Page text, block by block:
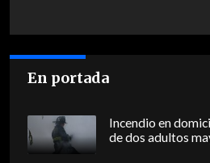
En portada
Incendio en
de dos adultos